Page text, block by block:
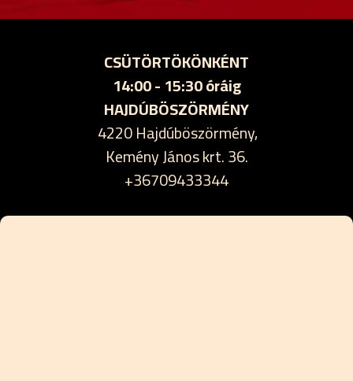
CSÜTÖRTÖKÖNKÉNT
14:00 - 15:30 óráig
HAJDÚBÖSZÖRMÉNY
4220 Hajdúböszörmény,
Kemény János krt. 36.
+36709433344